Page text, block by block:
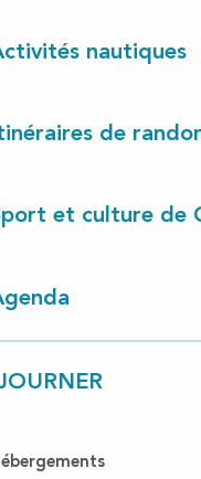
nautiques
de
et culture de
Contis plage